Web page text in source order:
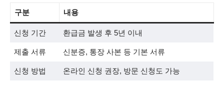
구분 내용
신청 기간 환급금 발생 후 5년 이내
제출 서류 신분증, 통장 사본 등 기본 서류
신청 방법 온라인 신청 권장, 방문 신청도 가능